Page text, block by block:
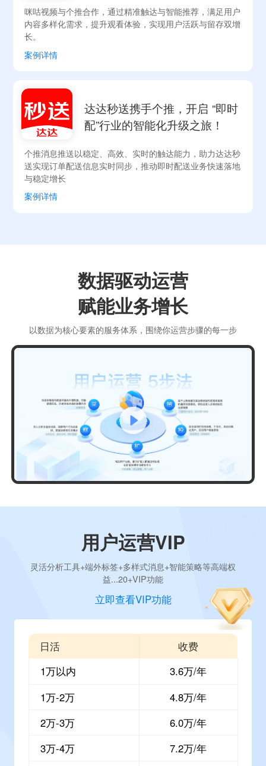
咪咕视频与个推合作，通过精准触达与智能推荐，满足用户
内容多样化需求，提升观看体验，实现用户活跃与留存双增
长。
案例详情
达达秒送携手个推，开启 “即时
配”行业的智能化升级之旅！
个推消息推送以稳定、高效、实时的触达能力，助力达达秒
送实现订单配送信息实时同步，推动即时配送业务快速落地
与稳定增长
案例详情
数据驱动运营
赋能业务增长
以数据为核心要素的服务体系，围绕你运营步骤的每一步
Play
Video
用户运营VIP
灵活分析工具+端外标签+多样式消息+智能策略等高端权
益...20+VIP功能
立即查看VIP功能
日活
收费
1万以内
3.6万/年
1万-2万
4.8万/年
2万-3万
6.0万/年
3万-4万
7.2万/年